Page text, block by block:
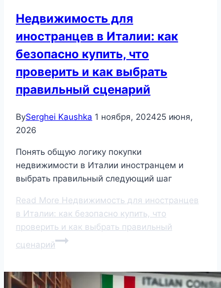
Недвижимость для
иностранцев в Италии: как
безопасно купить, что
проверить и как выбрать
правильный сценарий
BySerghei Kaushka 1 ноября, 202425 июня,
2026
Понять общую логику покупки
недвижимости в Италии иностранцем и
выбрать правильный следующий шаг
Read More Недвижимость для иностранцев
в Италии: как безопасно купить, что
проверить и как выбрать правильный
сценарий